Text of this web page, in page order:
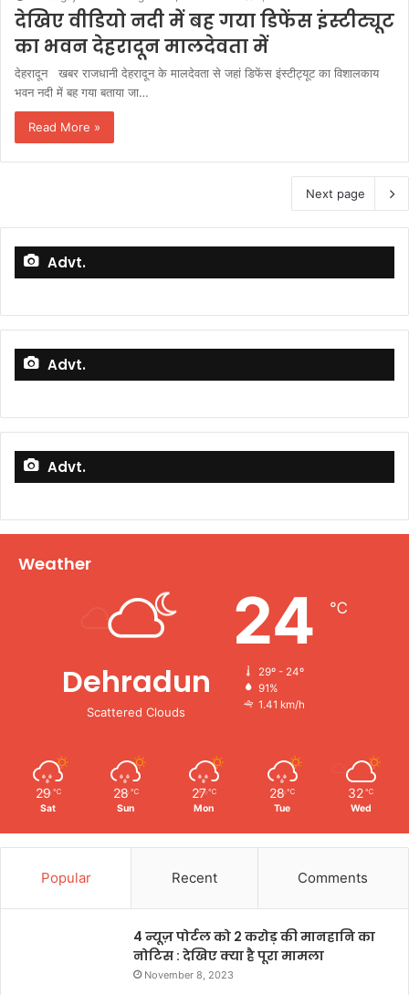
देखिए वीडियो नदी में बह गया डिफेंस इंस्टीट्यूट
का भवन देहरादून मालदेवता में
देहरादून खबर राजधानी देहरादून के मालदेवता से जहां डिफेंस इंस्टीट्यूट का विशालकाय
भवन नदी में बह गया बताया जा…
Read More »
Next page
Advt.
Advt.
Advt.
Weather
Dehradun
Scattered Clouds
24 ℃
29º - 24º
91%
1.41 km/h
29 ℃
Sat
28 ℃
Sun
27 ℃
Mon
28 ℃
Tue
32 ℃
Wed
Popular Recent Comments
4 न्यूज़ पोर्टल को 2 करोड़ की मानहानि का
नोटिस : देखिए क्या है पूरा मामला
November 8, 2023